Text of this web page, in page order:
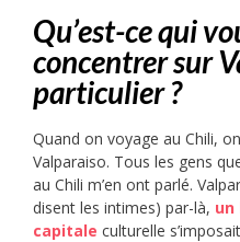
Qu’est-ce qui
concentrer sur
particulier ?
Quand on voyage au Chili,
Valparaiso. Tous les gens
au Chili m’en ont parlé.
disent les intimes) par-là, un
capitale culturelle